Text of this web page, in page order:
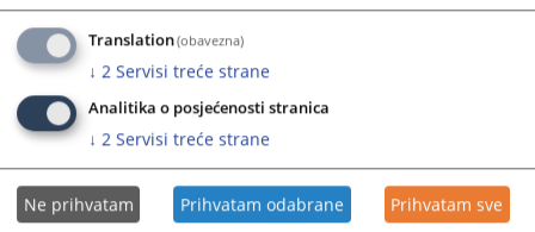
2191PREGLEDA
Translation(obavezna)
↓ 2 Servisi treće strane
Analitika o posjećenosti stranica
↓ 2 Servisi treće strane
Ne prihvatam Prihvatam odabrane Prihvatam sve